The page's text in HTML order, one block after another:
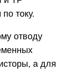
да и
а те уже
по